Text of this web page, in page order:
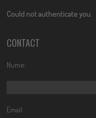
Could not authenticate you.
CONTACT
Nume:
Email: